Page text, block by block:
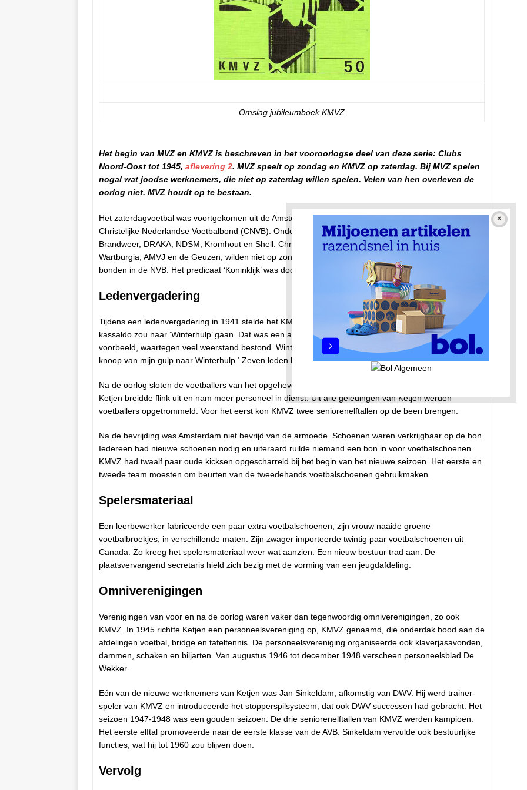
Omslag jubileumboek KMVZ
Het begin van MVZ en KMVZ is beschreven in het vooroorlogse deel van deze serie: Clubs
Noord-Oost tot 1945, aflevering 2. MVZ speelt op zondag en KMVZ op zaterdag. Bij MVZ spelen
nogal wat joodse werknemers, die niet op zaterdag willen spelen. Velen van hen overleven de
oorlog niet. MVZ houdt op te bestaan.
Het zaterdagvoetbal was voortgekomen uit de Amsterdamse Kantoorvoetbalbond (AKVB) en de
Christelijke Nederlandse Voetbalbond (CNVB). Onder de AKVB vielen behalve KMVZ clubs als
Brandweer, DRAKA, NDSM, Kromhout en Shell. Christelijke voetballers, verenigd in clubs als
Wartburgia, AMVJ en de Geuzen, wilden niet op zondag spelen. Op 31 juli 1940 fuseerden alle aparte
bonden in de NVB. Het predicaat ‘Koninklijk’ was door de Duitsers verboden.
Ledenvergadering
Tijdens een ledenvergadering in 1941 stelde het KMVZ-bestuur voor de vereniging op te heffen. Het
kassaldo zou naar ‘Winterhulp’ gaan. Dat was een armoedefonds, in het leven geroepen naar Duits
voorbeeld, waartegen veel weerstand bestond. Winterhulp werd gezien als een NSB-activiteit: ‘Geen
knoop van mijn gulp naar Winterhulp.‘ Zeven leden keerden zich tegen de opheffing van KMVZ.
Na de oorlog sloten de voetballers van het opgeheven MVZ zich aan bij de zeven leden van KMVZ.
Ketjen breidde flink uit en nam meer personeel in dienst. Uit alle geledingen van Ketjen werden
voetballers opgetrommeld. Voor het eerst kon KMVZ twee seniorenelftallen op de been brengen.
Na de bevrijding was Amsterdam niet bevrijd van de armoede. Schoenen waren verkrijgbaar op de bon.
Iedereen had nieuwe schoenen nodig en uiteraard ruilde niemand een bon in voor voetbalschoenen.
KMVZ had twaalf paar oude kicksen opgescharreld bij het begin van het nieuwe seizoen. Het eerste en
tweede team moesten om beurten van de tweedehands voetbalschoenen gebruikmaken.
Spelersmateriaal
Een leerbewerker fabriceerde een paar extra voetbalschoenen; zijn vrouw naaide groene
voetbalbroekjes, in verschillende maten. Zijn zwager importeerde twintig paar voetbalschoenen uit
Canada. Zo kreeg het spelersmateriaal weer wat aanzien. Een nieuw bestuur trad aan. De
plaatsvervangend secretaris hield zich bezig met de vorming van een jeugdafdeling.
Omniverenigingen
Verenigingen van voor en na de oorlog waren vaker dan tegenwoordig omniverenigingen, zo ook
KMVZ. In 1945 richtte Ketjen een personeelsvereniging op, KMVZ genaamd, die onderdak bood aan de
afdelingen voetbal, bridge en tafeltennis. De personeelsvereniging organiseerde ook klaverjasavonden,
dammen, schaken en biljarten. Van augustus 1946 tot december 1948 verscheen personeelsblad De
Wekker.
Eén van de nieuwe werknemers van Ketjen was Jan Sinkeldam, afkomstig van DWV. Hij werd trainer-
speler van KMVZ en introduceerde het stopperspilsysteem, dat ook DWV successen had gebracht. Het
seizoen 1947-1948 was een gouden seizoen. De drie seniorenelftallen van KMVZ werden kampioen.
Het eerste elftal promoveerde naar de eerste klasse van de AVB. Sinkeldam vervulde ook bestuurlijke
functies, wat hij tot 1960 zou blijven doen.
Vervolg